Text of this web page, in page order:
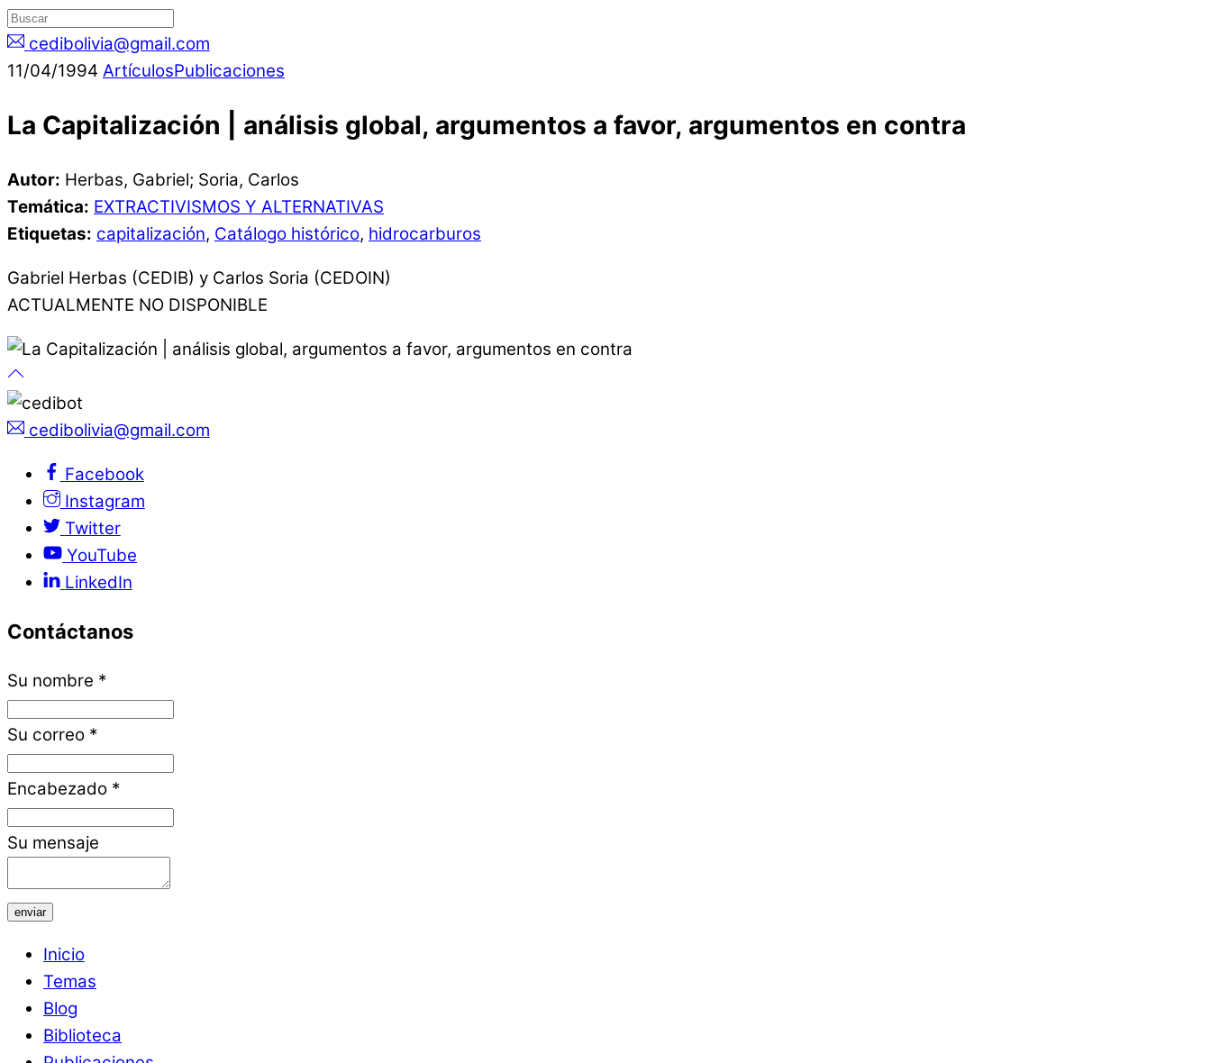
cedibolivia@gmail.com
11/04/1994 ArtículosPublicaciones
La Capitalización | análisis global, argumentos a favor, argumentos en contra
Autor: Herbas, Gabriel; Soria, Carlos
Temática: EXTRACTIVISMOS Y ALTERNATIVAS
Etiquetas: capitalización, Catálogo histórico, hidrocarburos
Gabriel Herbas (CEDIB) y Carlos Soria (CEDOIN)
ACTUALMENTE NO DISPONIBLE
cedibolivia@gmail.com
Facebook
Instagram
Twitter
YouTube
LinkedIn
Contáctanos
Su nombre *
Su correo *
Encabezado *
Su mensaje
enviar
Inicio
Temas
Blog
Biblioteca